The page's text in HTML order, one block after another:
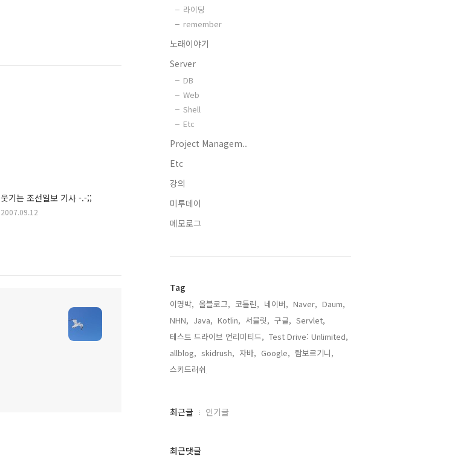
웃기는 조선일보 기사 -.-;;
2007.09.12
라이딩
remember
노래이야기
Server
DB
Web
Shell
Etc
Project Managem..
Etc
강의
미투데이
메모로그
Tag
이명박, 올블로그, 코틀린, 네이버, Naver, Daum,
NHN, Java, Kotlin, 서블릿, 구글, Servlet,
테스트 드라이브 언리미티드, Test Drive: Unlimited,
allblog, skidrush, 자바, Google, 람보르기니,
스키드러쉬,
최
과
최근글 인기글
최근댓글